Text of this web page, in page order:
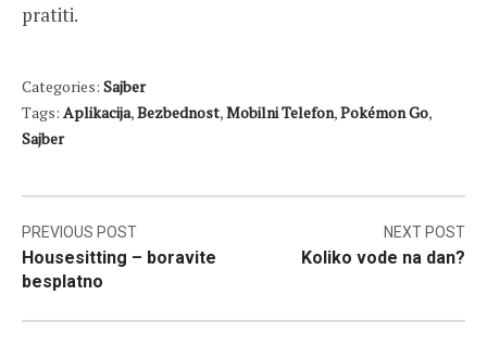
pratiti.
Categories: Sajber
Tags: Aplikacija,Bezbednost,Mobilni Telefon,Pokémon Go,
Sajber
Post
navigation
PREVIOUS POST
Housesitting – boravite
besplatno
NEXT POST
Koliko vode na dan?